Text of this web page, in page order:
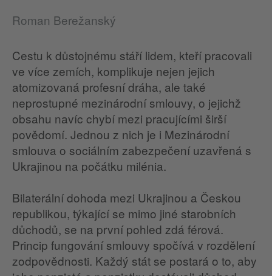
Roman Berežanský
Cestu k důstojnému stáří lidem, kteří pracovali
ve více zemích, komplikuje nejen jejich
atomizovaná profesní dráha, ale také
neprostupné mezinárodní smlouvy, o jejichž
obsahu navíc chybí mezi pracujícími širší
povědomí. Jednou z nich je i Mezinárodní
smlouva o sociálním zabezpečení uzavřená s
Ukrajinou na počátku milénia.
Bilaterální dohoda mezi Ukrajinou a Českou
republikou, týkající se mimo jiné starobních
důchodů, se na první pohled zdá férová.
Princip fungování smlouvy spočívá v rozdělení
zodpovědnosti. Každý stát se postará o to, aby